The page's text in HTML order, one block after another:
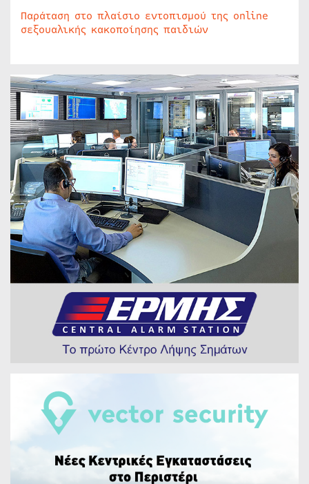
Παράταση στο πλαίσιο εντοπισμού της online
σεξουαλικής κακοποίησης παιδιών